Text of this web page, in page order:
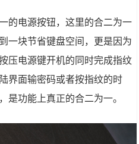
的电源按钮，这里的合二为一
一块节省键盘空间，更是因为
压电源键开机的同时完成指纹
界面输密码或者按指纹的时
是功能上真正的合二为一。